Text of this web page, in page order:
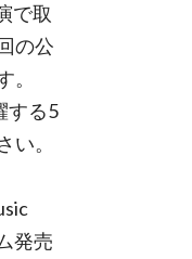
で取
の公
する5
。
発売